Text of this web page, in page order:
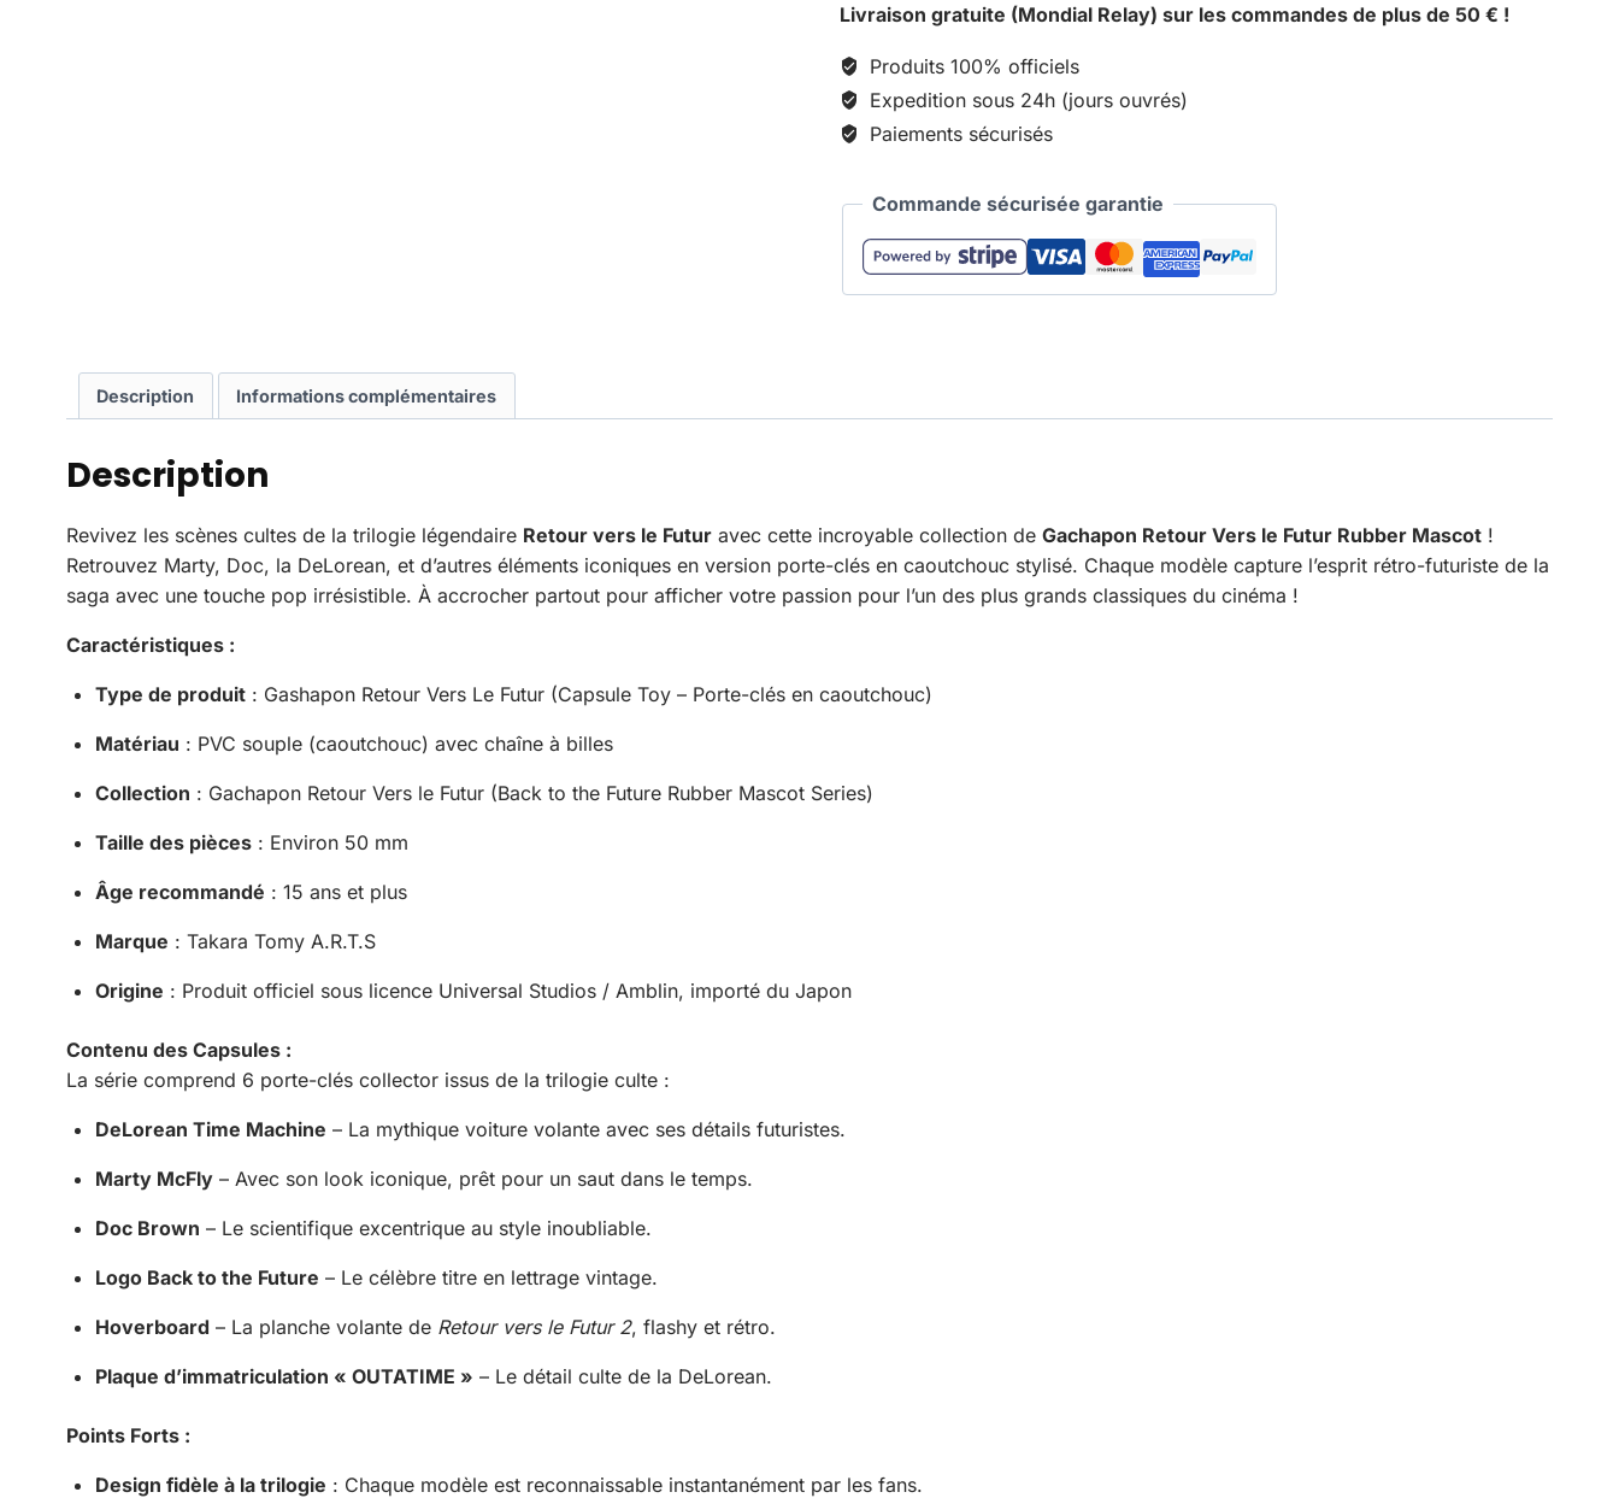
Livraison gratuite (Mondial Relay) sur les commandes de plus de 50 € !
Produits 100% officiels
Expedition sous 24h (jours ouvrés)
Paiements sécurisés
Commande sécurisée garantie
Description Informations complémentaires
Description
Revivez les scènes cultes de la trilogie légendaire Retour vers le Futur avec cette incroyable collection de Gachapon Retour Vers le Futur Rubber Mascot !
Retrouvez Marty, Doc, la DeLorean, et d’autres éléments iconiques en version porte-clés en caoutchouc stylisé. Chaque modèle capture l’esprit rétro-futuriste de la
saga avec une touche pop irrésistible. À accrocher partout pour afficher votre passion pour l’un des plus grands classiques du cinéma !
Caractéristiques :
Type de produit : Gashapon Retour Vers Le Futur (Capsule Toy – Porte-clés en caoutchouc)
Matériau : PVC souple (caoutchouc) avec chaîne à billes
Collection : Gachapon Retour Vers le Futur (Back to the Future Rubber Mascot Series)
Taille des pièces : Environ 50 mm
Âge recommandé : 15 ans et plus
Marque : Takara Tomy A.R.T.S
Origine : Produit officiel sous licence Universal Studios / Amblin, importé du Japon
Contenu des Capsules :
La série comprend 6 porte-clés collector issus de la trilogie culte :
DeLorean Time Machine – La mythique voiture volante avec ses détails futuristes.
Marty McFly – Avec son look iconique, prêt pour un saut dans le temps.
Doc Brown – Le scientifique excentrique au style inoubliable.
Logo Back to the Future – Le célèbre titre en lettrage vintage.
Hoverboard – La planche volante de Retour vers le Futur 2, flashy et rétro.
Plaque d’immatriculation « OUTATIME » – Le détail culte de la DeLorean.
Points Forts :
Design fidèle à la trilogie : Chaque modèle est reconnaissable instantanément par les fans.